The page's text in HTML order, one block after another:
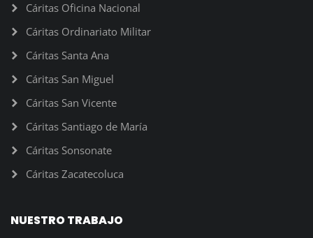
Cáritas Oficina Nacional
Cáritas Ordinariato Militar
Cáritas Santa Ana
Cáritas San Miguel
Cáritas San Vicente
Cáritas Santiago de María
Cáritas Sonsonate
Cáritas Zacatecoluca
NUESTRO TRABAJO